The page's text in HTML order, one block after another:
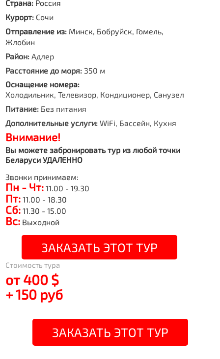
Страна: Россия
Курорт: Сочи
Отправление из: Минск, Бобруйск, Гомель,
Жлобин
Район: Адлер
Расстояние до моря: 350 м
Оснащение номера:
Холодильник, Телевизор, Кондиционер, Санузел
Питание: Без питания
Дополнительные услуги: WiFi, Бассейн, Кухня
Внимание!
Вы можете забронировать тур из любой точки
Беларуси УДАЛЕННО
Звонки принимаем:
Пн - Чт: 11.00 - 19.30
Пт: 11.00 - 18.30
Сб: 11.30 - 15.00
Вс: Выходной
ЗАКАЗАТЬ ЭТОТ ТУР
Стоимость тура
от 400 $
+ 150 руб
ЗАКАЗАТЬ ЭТОТ ТУР